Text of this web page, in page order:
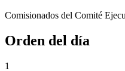
Comisionados del Comité
Orden del día
1